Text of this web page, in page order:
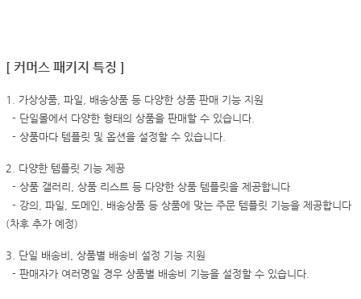
[ 커머스 패키지 특징 ]
1. 가상상품, 파일, 배송상품 등 다양한 상품 판매 기능 지원
- 단일몰에서 다양한 형태의 상품을 판매할 수 있습니다.
- 상품마다 템플릿 및 옵션을 설정할 수 있습니다.
2. 다양한 템플릿 기능 제공
- 상품 갤러리, 상품 리스트 등 다양한 상품 템플릿을 제공합니다
- 강의, 파일, 도메인, 배송상품 등 상품에 맞는 주문 템플릿 기능을 제공합니다
(차후 추가 예정)
3. 단일 배송비, 상품별 배송비 설정 기능 지원
- 판매자가 여러명일 경우 상품별 배송비 기능을 설정할 수 있습니다.